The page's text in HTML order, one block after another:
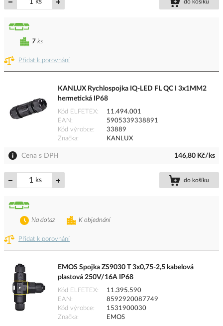
ks do košíku
Přidat k porovnání
7 ks
KANLUX Rychlospojka IQ-LED FL QC I 3x1MM2
hermetická IP68
Kód ELFETEX
11.494.001
EAN
5905339338891
Kód výrobce
33889
Značka
KANLUX
Cena s DPH 146,80 Kč/ks
ks do košíku
Přidat k porovnání
K objednání
Na dotaz
EMOS Spojka ZS9030 T 3x0,75-2,5 kabelová
plastová 250V/16A IP68
Kód ELFETEX
11.395.590
EAN
8592920087749
Kód výrobce
1531900030
Značka
EMOS